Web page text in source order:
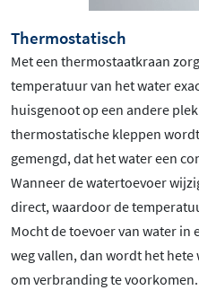
Thermostatisch
Met een thermostaatkraan
temperatuur van het water
huisgenoot op een andere
thermostatische kleppen
gemengd, dat het water een
Wanneer de watertoevoer
direct, waardoor de
Mocht de toevoer van water
weg vallen, dan wordt het
om verbranding te voorkomen.